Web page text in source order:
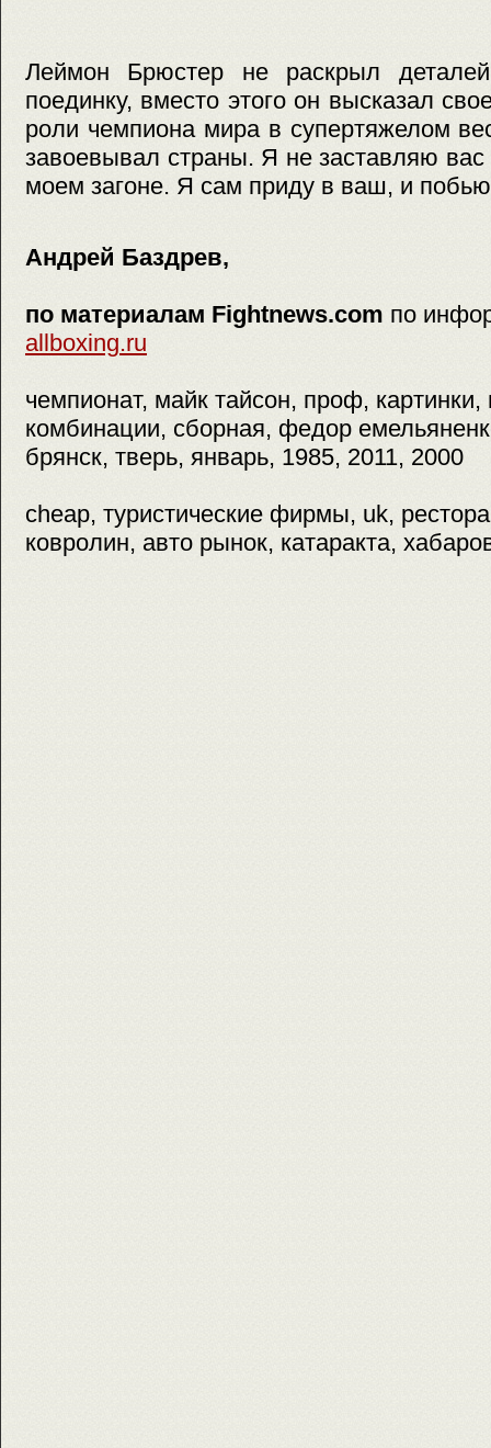
Леймон Брюстер не раскрыл
поединку, вместо этого он высказал
роли чемпиона мира в супертяжелом
завоевывал страны. Я не заставляю вас
моем загоне. Я сам приду в ваш, и
Андрей Баздрев,
по материалам Fightnews.com по
allboxing.ru
чемпионат, майк тайсон, проф,
комбинации, сборная, федор
брянск, тверь, январь, 1985, 2011, 2000
cheap, туристические фирмы, uk,
ковролин, авто рынок, катаракта,